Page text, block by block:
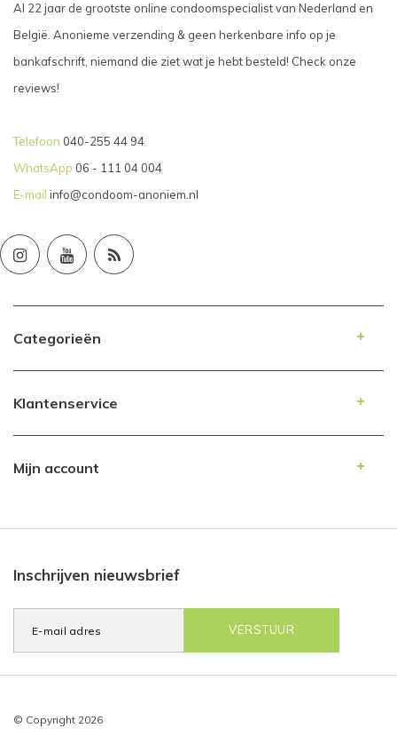
Al 22 jaar de grootste online condoomspecialist van Nederland en
België. Anonieme verzending & geen herkenbare info op je
bankafschrift, niemand die ziet wat je hebt besteld! Check onze
reviews!
Telefoon 040-255 44 94
WhatsApp 06 - 111 04 004
E-mail info@condoom-anoniem.nl
Categorieën
Klantenservice
Mijn account
Inschrijven nieuwsbrief
VERSTUUR
© Copyright 2026